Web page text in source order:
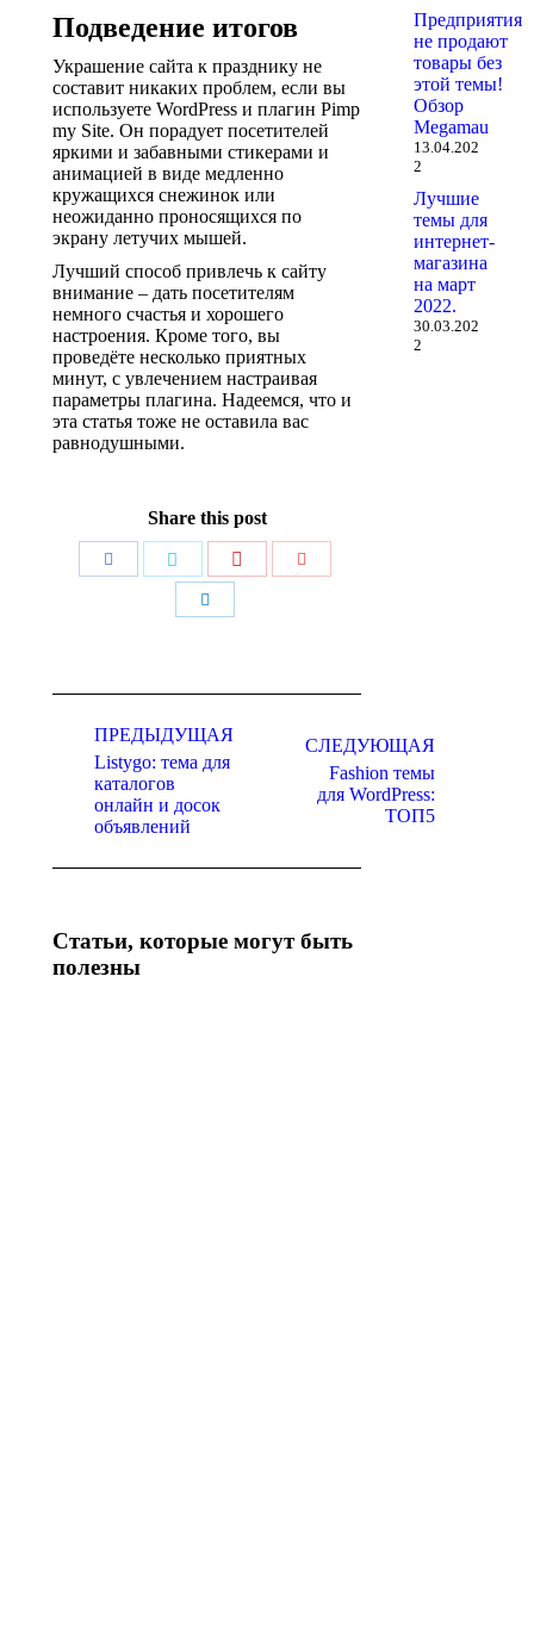
Подведение итогов
Украшение сайта к празднику не
составит никаких проблем, если вы
используете WordPress и плагин Pimp
my Site. Он порадует посетителей
яркими и забавными стикерами и
анимацией в виде медленно
кружащихся снежинок или
неожиданно проносящихся по
экрану летучих мышей.
Лучший способ привлечь к сайту
внимание – дать посетителям
немного счастья и хорошего
настроения. Кроме того, вы
проведёте несколько приятных
минут, с увлечением настраивая
параметры плагина. Надеемся, что и
эта статья тоже не оставила вас
равнодушными.
Share this post
ПоделитьсяПоделитьсяПоделитьсяПоделиться
Поделиться
записям
ПРЕДЫДУЩАЯ
Предыдущая
запись:
Listygo: тема для
каталогов
онлайн и досок
объявлений
СЛЕДУЮЩАЯ
Следующая
запись:
Fashion темы
для WordPress:
ТОП5
Статьи, которые могут быть
полезны
Предприятия
не продают
товары без
этой темы!
Обзор
Megamau
13.04.202
2
Лучшие
темы для
интернет-
магазина
на март
2022.
30.03.202
2